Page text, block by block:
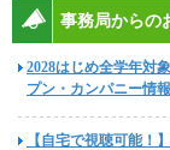
事務局からの
2028はじめ全学年対
プン・カンパニー情
【自宅で視聴可能！